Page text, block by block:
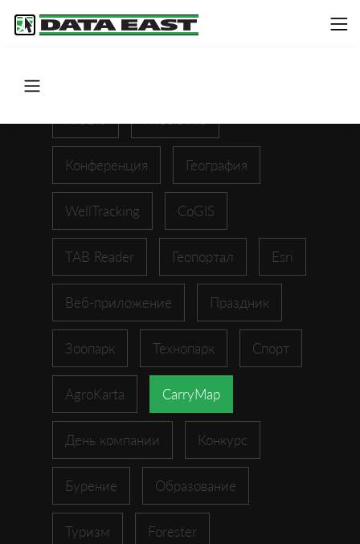
Конференция География
WellTracking CoGIS
TAB Reader Геопортал Esri
Веб-приложение Праздник
Зоопарк Технопарк Спорт
AgroKarta CarryMap
День компании Конкурс
Бурение Образование
Туризм Forester